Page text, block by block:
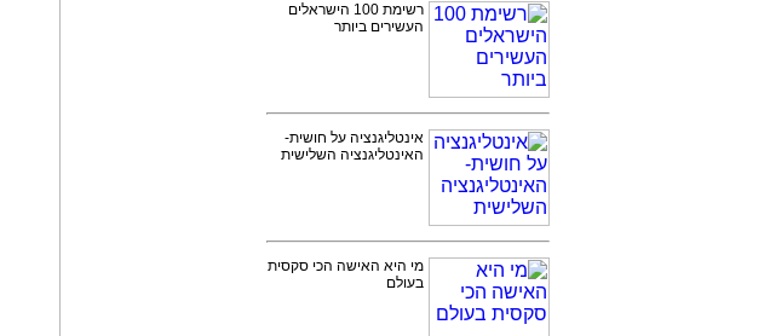
רשימת 100 הישראלים
העשירים ביותר
אינטליגנציה על חושית-
האינטליגנציה השלישית
מי היא האישה הכי סקסית
בעולם